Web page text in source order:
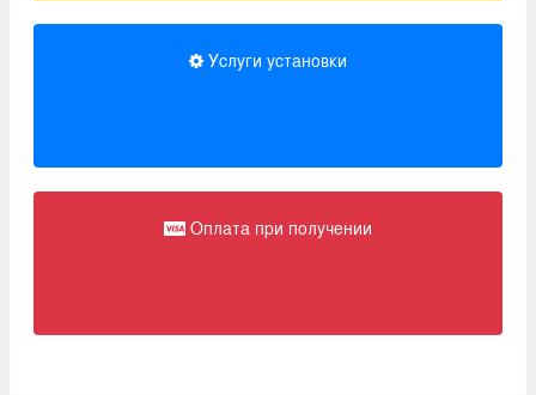
Услуги установки
Оплата при получении